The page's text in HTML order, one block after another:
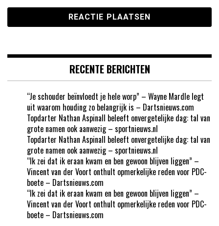
RECENTE BERICHTEN
“Je schouder beïnvloedt je hele worp” – Wayne Mardle legt
uit waarom houding zo belangrijk is – Dartsnieuws.com
Topdarter Nathan Aspinall beleeft onvergetelijke dag: tal van
grote namen ook aanwezig – sportnieuws.nl
Topdarter Nathan Aspinall beleeft onvergetelijke dag: tal van
grote namen ook aanwezig – sportnieuws.nl
“Ik zei dat ik eraan kwam en ben gewoon blijven liggen” –
Vincent van der Voort onthult opmerkelijke reden voor PDC-
boete – Dartsnieuws.com
“Ik zei dat ik eraan kwam en ben gewoon blijven liggen” –
Vincent van der Voort onthult opmerkelijke reden voor PDC-
boete – Dartsnieuws.com